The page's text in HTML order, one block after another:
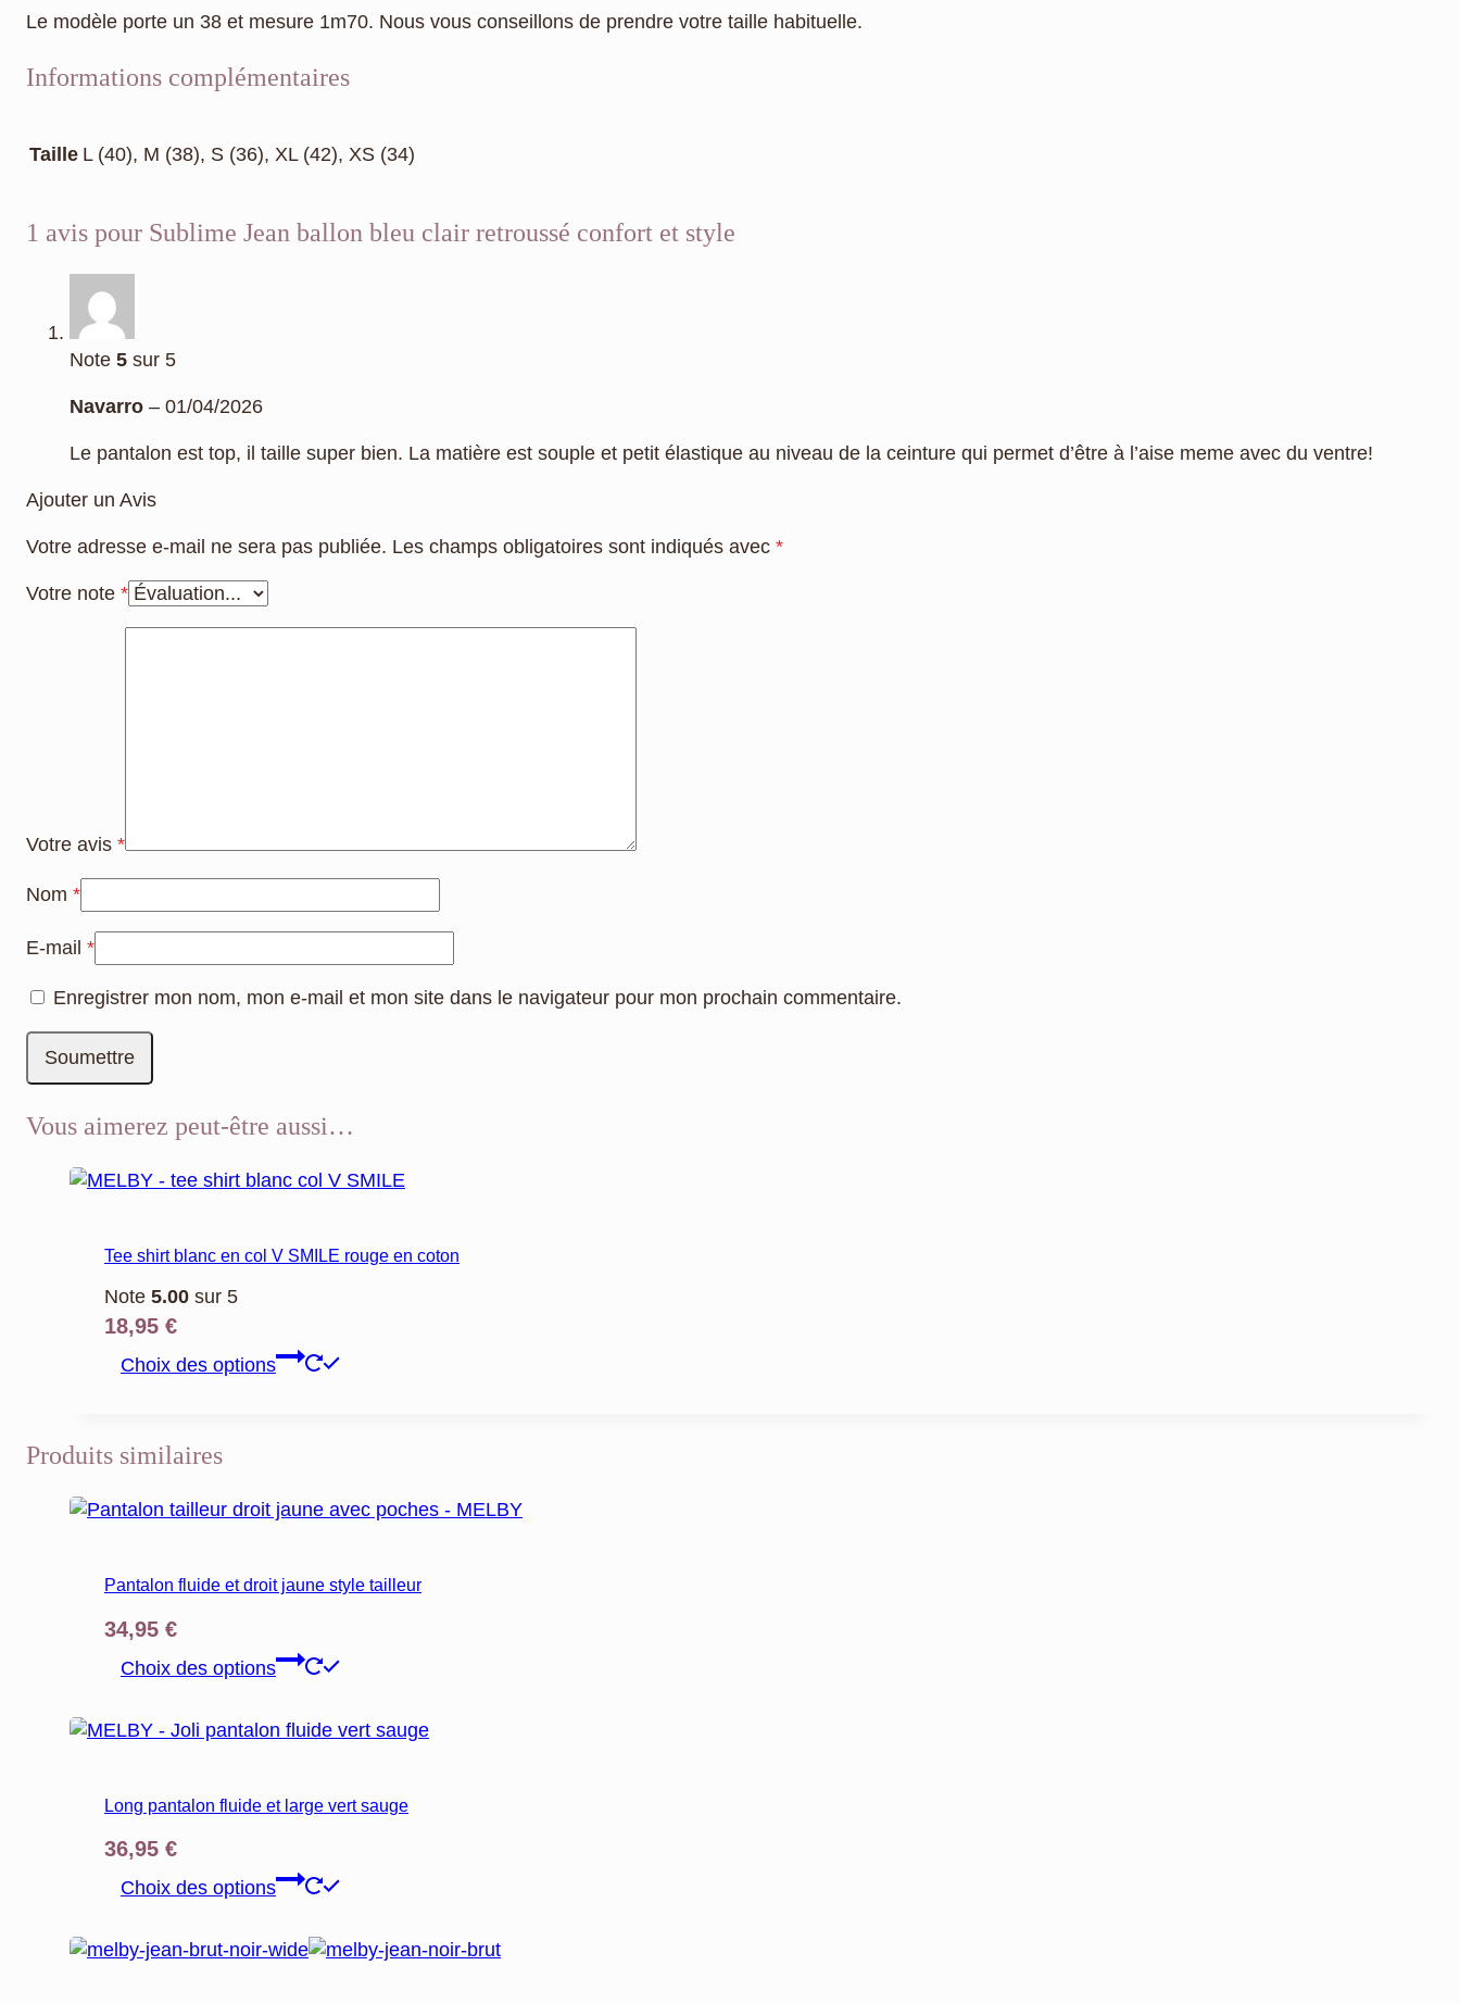
Le modèle porte un 38 et mesure 1m70. Nous vous conseillons de prendre votre taille habituelle.
Informations complémentaires
Taille L (40), M (38), S (36), XL (42), XS (34)
1 avis pour Sublime Jean ballon bleu clair retroussé confort et style
Note 5 sur 5
Navarro – 01/04/2026
Le pantalon est top, il taille super bien. La matière est souple et petit élastique au niveau de la ceinture qui permet d’être à l’aise meme avec du ventre!
Ajouter un Avis
Votre adresse e-mail ne sera pas publiée. Les champs obligatoires sont indiqués avec *
Votre note *
Votre avis *
Nom *
E-mail *
Enregistrer mon nom, mon e-mail et mon site dans le navigateur pour mon prochain commentaire.
Vous aimerez peut-être aussi…
Tee shirt blanc en col V SMILE rouge en coton
Note 5.00 sur 5
18,95 €
Choix des options
options
choisies
produit
Produits similaires
Pantalon fluide et droit jaune style tailleur
34,95 €
Choix des options
plusieurs
options
la
Long pantalon fluide et large vert sauge
36,95 €
Choix des options
plusieurs